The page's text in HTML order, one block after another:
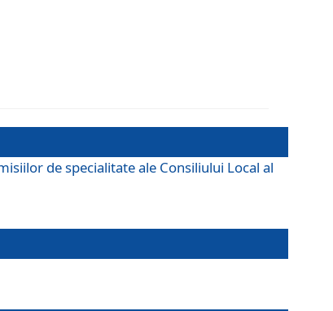
de specialitate ale Consiliului Local al